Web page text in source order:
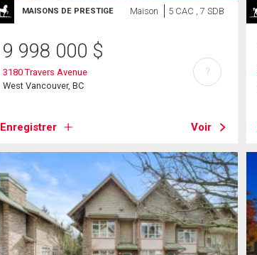
MAISONS DE PRESTIGE Maison 5 CAC , 7 SDB
9 998 000 $
3180 Travers Avenue
West Vancouver, BC
Enregistrer Voir
?